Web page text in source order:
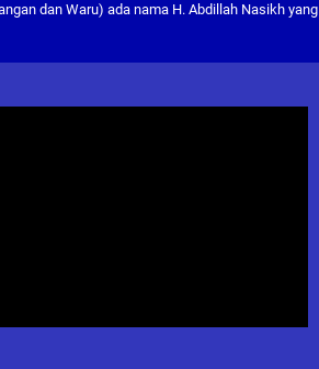
dan Waru) ada nama H. Abdillah Nasikh yang